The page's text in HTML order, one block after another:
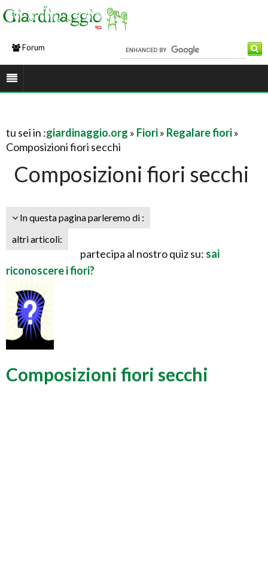
Forum
tu sei in :giardinaggio.org » Fiori» Regalare fiori»
Composizioni fiori secchi
Composizioni fiori secchi
In questa pagina parleremo di :
altri articoli:
partecipa al nostro quiz su: sai
riconoscere i fiori?
Composizioni fiori secchi